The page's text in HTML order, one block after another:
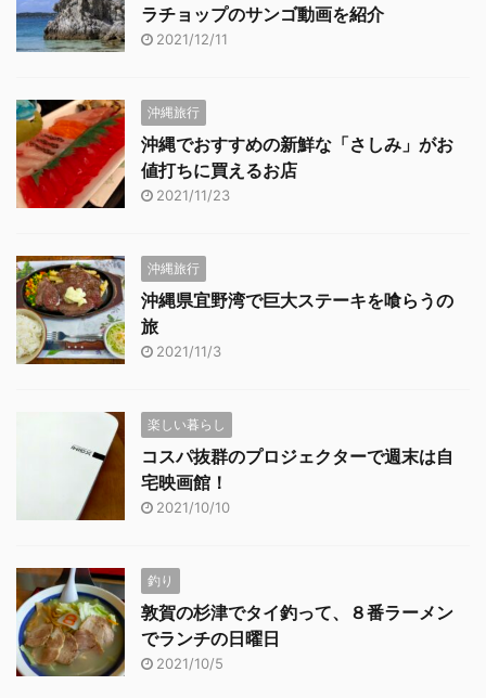
ラチョップのサンゴ動画を紹介
2021/12/11
沖縄旅行
沖縄でおすすめの新鮮な「さしみ」がお
値打ちに買えるお店
2021/11/23
沖縄旅行
沖縄県宜野湾で巨大ステーキを喰らうの
旅
2021/11/3
楽しい暮らし
コスパ抜群のプロジェクターで週末は自
宅映画館！
2021/10/10
釣り
敦賀の杉津でタイ釣って、８番ラーメン
でランチの日曜日
2021/10/5